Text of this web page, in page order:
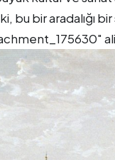
bu bir aradalığı